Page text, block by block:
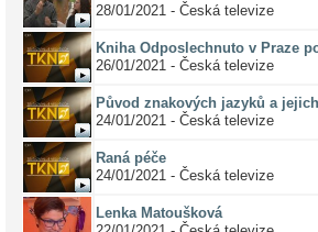
28/01/2021 - Česká televize
Kniha Odposlechnuto v Praze
26/01/2021 - Česká televize
Původ znakových jazyků a
24/01/2021 - Česká televize
Raná péče
24/01/2021 - Česká televize
Lenka Matoušková